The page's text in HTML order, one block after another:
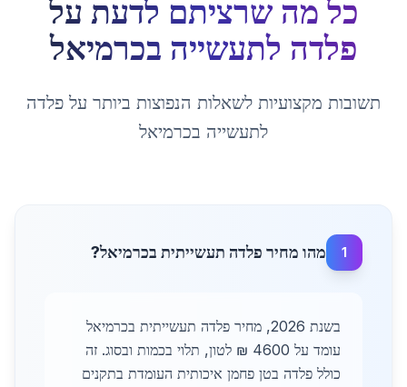
כל מה שרציתם לדעת על
פלדה לתעשייה בכרמיאל
תשובות מקצועיות לשאלות הנפוצות ביותר על פלדה
לתעשייה בכרמיאל
1 מהו מחיר פלדה תעשייתית בכרמיאל?
בשנת 2026, מחיר פלדה תעשייתית בכרמיאל
עומד על 4600 ₪ לטון, תלוי בכמות ובסוג. זה
כולל פלדה בטן פחמן איכותית העומדת בתקנים